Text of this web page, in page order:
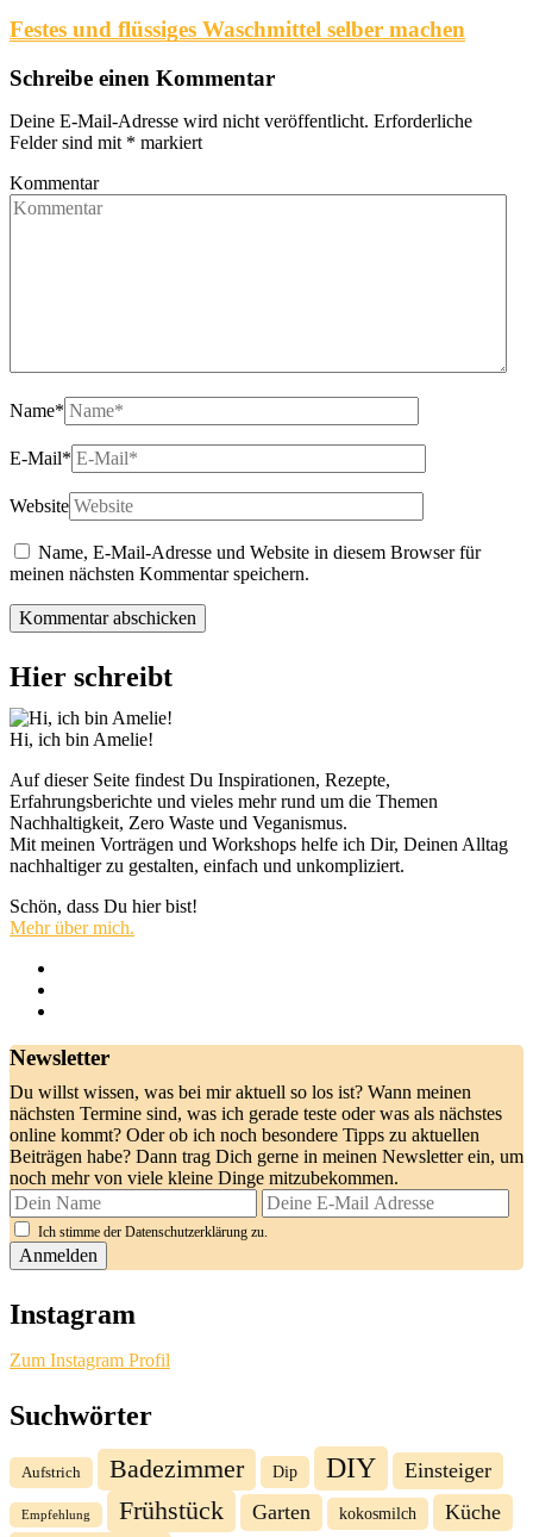
Festes und flüssiges Waschmittel selber machen
Schreibe einen Kommentar
Deine E-Mail-Adresse wird nicht veröffentlicht. Erforderliche
Felder sind mit * markiert
Kommentar
Name*
E-Mail*
Website
Name, E-Mail-Adresse und Website in diesem Browser für
meinen nächsten Kommentar speichern.
Hier schreibt
Hi, ich bin Amelie!
Auf dieser Seite findest Du Inspirationen, Rezepte,
Erfahrungsberichte und vieles mehr rund um die Themen
Nachhaltigkeit, Zero Waste und Veganismus.
Mit meinen Vorträgen und Workshops helfe ich Dir, Deinen Alltag
nachhaltiger zu gestalten, einfach und unkompliziert.
Schön, dass Du hier bist!
Mehr über mich.
Newsletter
Du willst wissen, was bei mir aktuell so los ist? Wann meinen
nächsten Termine sind, was ich gerade teste oder was als nächstes
online kommt? Oder ob ich noch besondere Tipps zu aktuellen
Beiträgen habe? Dann trag Dich gerne in meinen Newsletter ein, um
noch mehr von viele kleine Dinge mitzubekommen.
Ich stimme der Datenschutzerklärung zu.
Instagram
Zum Instagram Profil
Suchwörter
Aufstrich Badezimmer Dip DIY Einsteiger
Empfehlung Frühstück Garten kokosmilch Küche